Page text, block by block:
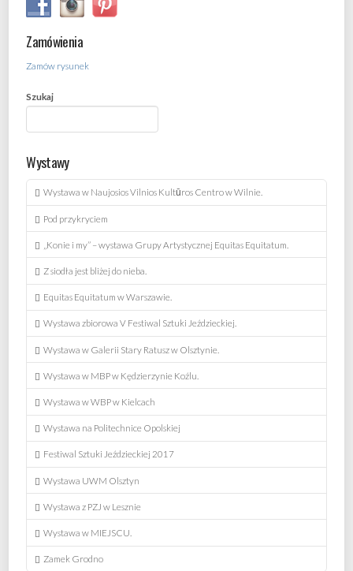
Zamówienia
Zamów rysunek
Szukaj
Wystawy
Wystawa w Naujosios Vilnios Kultūros Centro w Wilnie.
Pod przykryciem
„Konie i my” – wystawa Grupy Artystycznej Equitas Equitatum.
Z siodła jest bliżej do nieba.
Equitas Equitatum w Warszawie.
Wystawa zbiorowa V Festiwal Sztuki Jeździeckiej.
Wystawa w Galerii Stary Ratusz w Olsztynie.
Wystawa w MBP w Kędzierzynie Koźlu.
Wystawa w WBP w Kielcach
Wystawa na Politechnice Opolskiej
Festiwal Sztuki Jeździeckiej 2017
Wystawa UWM Olsztyn
Wystawa z PZJ w Lesznie
Wystawa w MIEJSCU.
Zamek Grodno